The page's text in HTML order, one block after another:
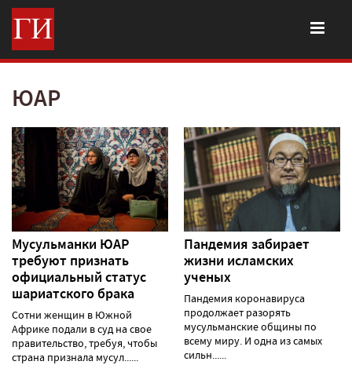
ЮАР
Мусульманки ЮАР
требуют признать
официальный статус
шариатского брака
Сотни женщин в Южной
Африке подали в суд на свое
правительство, требуя, чтобы
страна признала мусул......
Пандемия забирает
жизни исламских
ученых
Пандемия коронавируса
продолжает разорять
мусульманские общины по
всему миру. И одна из самых
сильн......